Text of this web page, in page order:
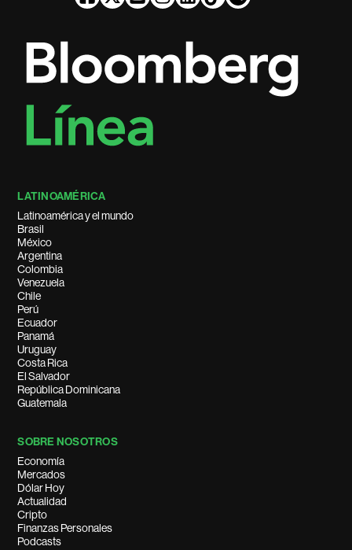
LATINOAMÉRICA
Latinoamérica y el mundo
Brasil
México
Argentina
Colombia
Venezuela
Chile
Perú
Ecuador
Panamá
Uruguay
Costa Rica
El Salvador
República Dominicana
Guatemala
SOBRE NOSOTROS
Economía
Mercados
Dólar Hoy
Actualidad
Cripto
Finanzas Personales
Podcasts